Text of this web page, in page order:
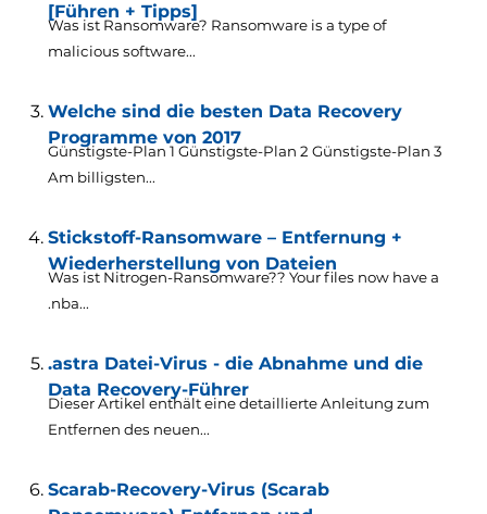
[Führen + Tipps]
Was ist Ransomware? Ransomware is a type of
malicious software...
Welche sind die besten Data Recovery
Programme von 2017
Günstigste-Plan 1 Günstigste-Plan 2 Günstigste-Plan 3
Am billigsten...
Stickstoff-Ransomware – Entfernung +
Wiederherstellung von Dateien
Was ist Nitrogen-Ransomware?? Your files now have a
.nba...
.astra Datei-Virus - die Abnahme und die
Data Recovery-Führer
Dieser Artikel enthält eine detaillierte Anleitung zum
Entfernen des neuen...
Scarab-Recovery-Virus (Scarab